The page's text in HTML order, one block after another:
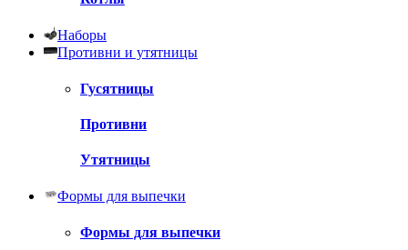
Наборы
Противни и утятницы
Гусятницы
Противни
Утятницы
Формы для выпечки
Формы для выпечки